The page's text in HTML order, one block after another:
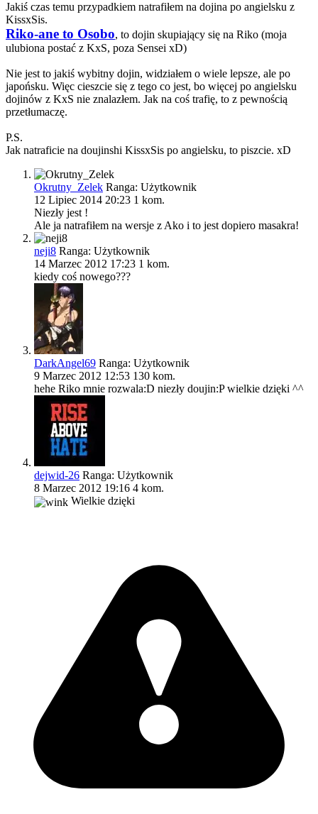
Jakiś czas temu przypadkiem natrafiłem na dojina po angielsku z
KissxSis.
Riko-ane to Osobo, to dojin skupiający się na Riko (moja
ulubiona postać z KxS, poza Sensei xD)
Nie jest to jakiś wybitny dojin, widziałem o wiele lepsze, ale po
japońsku. Więc cieszcie się z tego co jest, bo więcej po angielsku
dojinów z KxS nie znalazłem. Jak na coś trafię, to z pewnością
przetłumaczę.
P.S.
Jak natraficie na doujinshi KissxSis po angielsku, to piszcie. xD
Okrutny_Zelek Ranga: Użytkownik
12 Lipiec 2014 20:23 1 kom.
Niezły jest !
Ale ja natrafiłem na wersje z Ako i to jest dopiero masakra!
neji8 Ranga: Użytkownik
14 Marzec 2012 17:23 1 kom.
kiedy coś nowego???
DarkAngel69 Ranga: Użytkownik
9 Marzec 2012 12:53 130 kom.
hehe Riko mnie rozwala:D niezły doujin:P wielkie dzięki ^^
dejwid-26 Ranga: Użytkownik
8 Marzec 2012 19:16 4 kom.
Wielkie dzięki